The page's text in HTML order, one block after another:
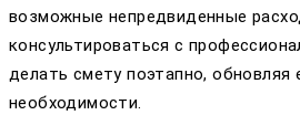
возможные непредвиденные
консультироваться с
делать смету поэтапно, обновляя
необходимости.